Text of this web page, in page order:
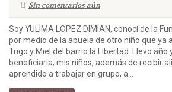
Sin comentarios aún
Soy YULIMA LOPEZ DIMIAN, conocí de la
por medio de la abuela de otro niño que ya
Trigo y Miel del barrio la Libertad. Llevo año
beneficiaria; mis niños, además de recibir
aprendido a trabajar en grupo, a...